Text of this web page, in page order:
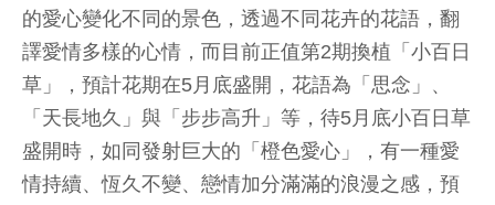
的愛心變化不同的景色，透過不同花卉的花語，翻
譯愛情多樣的心情，而目前正值第2期換植「小百日
草」，預計花期在5月底盛開，花語為「思念」、
「天長地久」與「步步高升」等，待5月底小百日草
盛開時，如同發射巨大的「橙色愛心」，有一種愛
情持續、恆久不變、戀情加分滿滿的浪漫之感，預